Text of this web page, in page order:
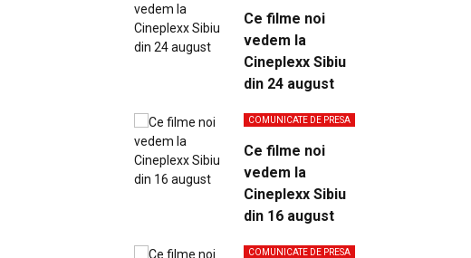
Ce filme noi
vedem la
Cineplexx Sibiu
din 24 august
COMUNICATE DE PRESA
Ce filme noi
vedem la
Cineplexx Sibiu
din 16 august
COMUNICATE DE PRESA